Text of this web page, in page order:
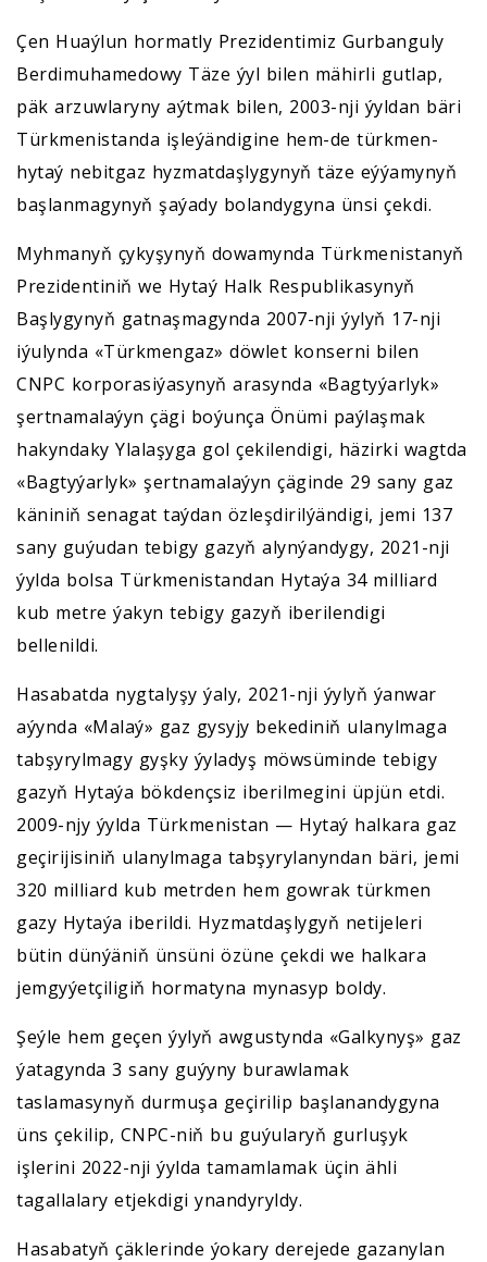
Çen Huaýlun hormatly Prezidentimiz Gurbanguly
Berdimuhamedowy Täze ýyl bilen mähirli gutlap,
päk arzuwlaryny aýtmak bilen, 2003-nji ýyldan bäri
Türkmenistanda işleýändigine hem-de türkmen-
hytaý nebitgaz hyzmatdaşlygynyň täze eýýamynyň
başlanmagynyň şaýady bolandygyna ünsi çekdi.
Myhmanyň çykyşynyň dowamynda Türkmenistanyň
Prezidentiniň we Hytaý Halk Respublikasynyň
Başlygynyň gatnaşmagynda 2007-nji ýylyň 17-nji
iýulynda «Türkmengaz» döwlet konserni bilen
CNPC korporasiýasynyň arasynda «Bagtyýarlyk»
şertnamalaýyn çägi boýunça Önümi paýlaşmak
hakyndaky Ylalaşyga gol çekilendigi, häzirki wagtda
«Bagtyýarlyk» şertnamalaýyn çäginde 29 sany gaz
käniniň senagat taýdan özleşdirilýändigi, jemi 137
sany guýudan tebigy gazyň alynýandygy, 2021-nji
ýylda bolsa Türkmenistandan Hytaýa 34 milliard
kub metre ýakyn tebigy gazyň iberilendigi
bellenildi.
Hasabatda nygtalyşy ýaly, 2021-nji ýylyň ýanwar
aýynda «Malaý» gaz gysyjy bekediniň ulanylmaga
tabşyrylmagy gyşky ýyladyş möwsüminde tebigy
gazyň Hytaýa bökdençsiz iberilmegini üpjün etdi.
2009-njy ýylda Türkmenistan — Hytaý halkara gaz
geçirijisiniň ulanylmaga tabşyrylanyndan bäri, jemi
320 milliard kub metrden hem gowrak türkmen
gazy Hytaýa iberildi. Hyzmatdaşlygyň netijeleri
bütin dünýäniň ünsüni özüne çekdi we halkara
jemgyýetçiligiň hormatyna mynasyp boldy.
Şeýle hem geçen ýylyň awgustynda «Galkynyş» gaz
ýatagynda 3 sany guýyny burawlamak
taslamasynyň durmuşa geçirilip başlanandygyna
üns çekilip, CNPC-niň bu guýularyň gurluşyk
işlerini 2022-nji ýylda tamamlamak üçin ähli
tagallalary etjekdigi ynandyryldy.
Hasabatyň çäklerinde ýokary derejede gazanylan